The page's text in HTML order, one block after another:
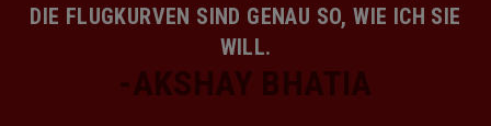
DIE FLUGKURVEN SIND GENAU SO, WIE ICH SIE
WILL.